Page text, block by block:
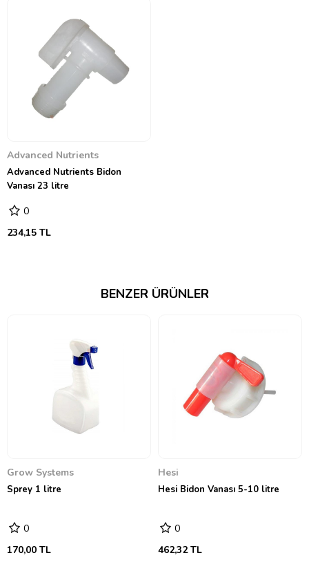
Advanced Nutrients
Advanced Nutrients Bidon
Vanası 23 litre
0
234,15 TL
BENZER ÜRÜNLER
Grow Systems
Sprey 1 litre
0
170,00 TL
Hesi
Hesi Bidon Vanası 5-10 litre
0
462,32 TL